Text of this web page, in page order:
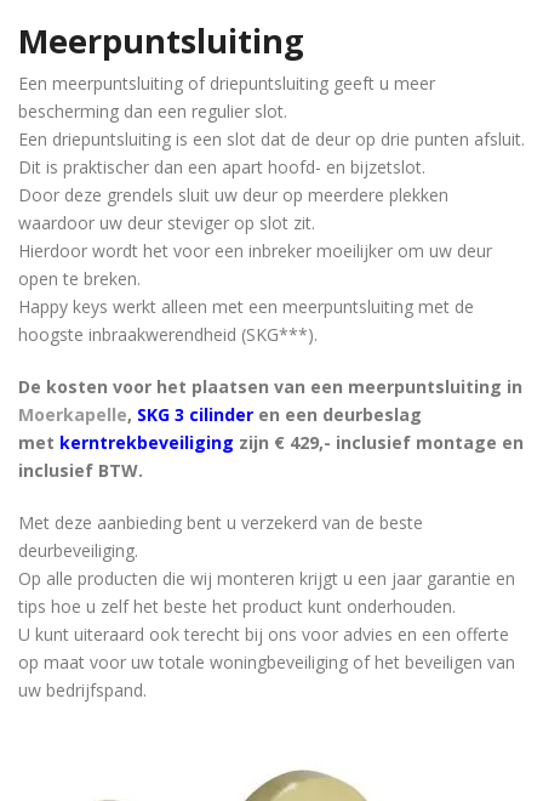
Meerpuntsluiting
Een meerpuntsluiting of driepuntsluiting geeft u meer
bescherming dan een regulier slot.
Een driepuntsluiting is een slot dat de deur op drie punten afsluit.
Dit is praktischer dan een apart hoofd- en bijzetslot.
Door deze grendels sluit uw deur op meerdere plekken
waardoor uw deur steviger op slot zit.
Hierdoor wordt het voor een inbreker moeilijker om uw deur
open te breken.
Happy keys werkt alleen met een meerpuntsluiting met de
hoogste inbraakwerendheid (SKG***).
De kosten voor het plaatsen van een meerpuntsluiting in
Moerkapelle, SKG 3 cilinder en een deurbeslag
met kerntrekbeveiliging zijn € 429,- inclusief montage en
inclusief BTW.
Met deze aanbieding bent u verzekerd van de beste
deurbeveiliging.
Op alle producten die wij monteren krijgt u een jaar garantie en
tips hoe u zelf het beste het product kunt onderhouden.
U kunt uiteraard ook terecht bij ons voor advies en een offerte
op maat voor uw totale woningbeveiliging of het beveiligen van
uw bedrijfspand.